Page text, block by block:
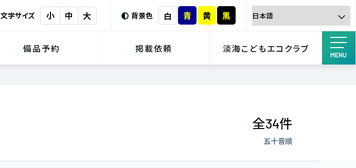
文字サイズ 小 中 大 背景色 白 青 黄 黒
備品予約 掲載依頼 淡海こどもエコクラブ
MENU
全34件
五十音順